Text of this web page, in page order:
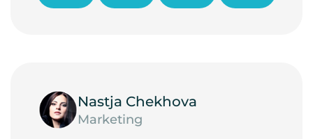
Nastja Chekhova
Marketing